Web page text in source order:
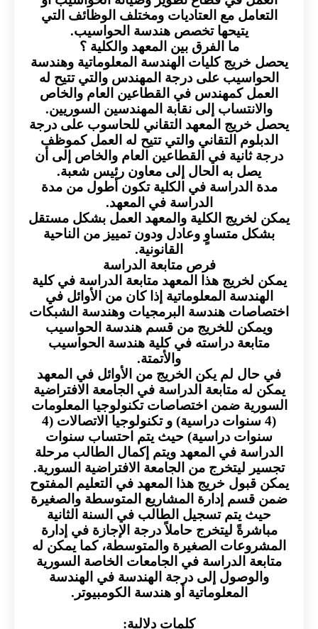
التعامل مع العتاديات ومختلف الوظائف التي
يتيحها تخصص هندسة الحواسيب.
ما الفرق بين المعهد والكلية ؟
يحصل خريج كليات الهندسة المعلوماتية وهندسة
الحواسيب على درجة المهندس والتي تتيح له
العمل كمهندس في القطاعين العام والخاص
والانتساب إلى نقابة المهندسين السوريين.
يحصل خريج المعهد التقاني للحاسوب على درجة
الدبلوم التقاني والتي تتيح له العمل كموظف
درجة ثانية في القطاعين العام والخاص إلى أن
يصل به الحال إلى معاون رئيس شعبة.
مدة الدراسة في الكلية تكون أطول من مدة
الدراسة في المعهد.
يمكن لخريج الكلية والمعهد العمل بشكل مستقل
بشكل متساوٍ وعادل ودون تمييز من الناحية
القانونية.
فرص متابعة الدراسة
يمكن لخريج هذا المعهد متابعة الدراسة في كلية
الهندسة المعلوماتية إذا كان من الأوائل في
اختصاصات هندسة البرمجيات وهندسة الشبكات
ويمكن للخريج من قسم هندسة الحواسيب
متابعة دراسته في كلية هندسة الحواسيب
والأتمتة.
في حال لم يكن الخريج من الأوائل في المعهد
يمكن له متابعة الدراسة في الجامعة الافتراضية
السورية ضمن اختصاصات تكنولوجيا المعلومات
(4 سنوات دراسية) و تكنولوجيا الاتصالات (4
سنوات دراسية) حيث يتم احتساب سنوات
الدراسة في المعهد ويتم إكمال الطالب مرحلة
تجسير ليتخرج من الجامعة الافتراضية السورية.
يمكن قبول خريج هذا المعهد في التعليم المفتوح
ضمن قسم إدارة المشاريع المتوسطة والصغيرة
حيث يتم تسجيل الطالب في السنة الثانية
مباشرةً ليتخرج حاملاً درجة الإجازة في إدارة
المشروعات الصغيرة والمتوسطة، كما يمكن له
متابعة الدراسة في الجامعات الخاصة السورية
والوصول إلى درجة الهندسة في الهندسة
المعلوماتية أو هندسة الكومبيوتر.
كلمات دلالية: